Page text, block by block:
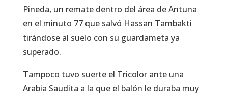
Pineda, un remate dentro del área de Antuna
en el minuto 77 que salvó Hassan Tambakti
tirándose al suelo con su guardameta ya
superado.
Tampoco tuvo suerte el Tricolor ante una
Arabia Saudita a la que el balón le duraba muy